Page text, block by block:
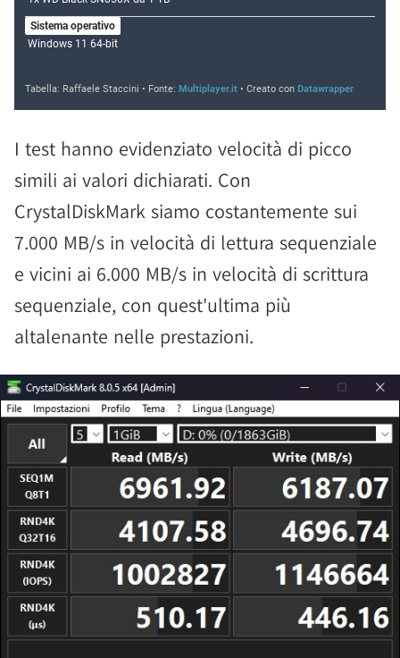
I test hanno evidenziato velocità di picco
simili ai valori dichiarati. Con
CrystalDiskMark siamo costantemente sui
7.000 MB/s in velocità di lettura sequenziale
e vicini ai 6.000 MB/s in velocità di scrittura
sequenziale, con quest'ultima più
altalenante nelle prestazioni.